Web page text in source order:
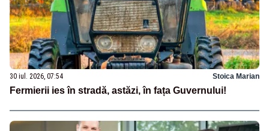
30 iul. 2026, 07:54 Stoica Marian
Fermierii ies în stradă, astăzi, în fața Guvernului!